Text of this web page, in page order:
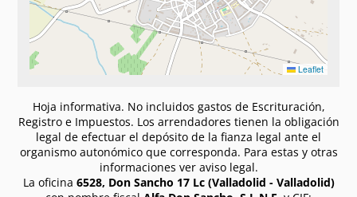
Leaflet
Hoja informativa. No incluidos gastos de Escrituración,
Registro e Impuestos. Los arrendadores tienen la obligación
legal de efectuar el depósito de la fianza legal ante el
organismo autonómico que corresponda. Para estas y otras
informaciones ver aviso legal.
La oficina 6528, Don Sancho 17 Lc (Valladolid - Valladolid)